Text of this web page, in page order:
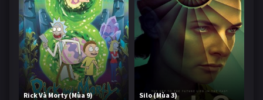
Rick Và Morty (Mùa 9)
Silo (Mùa 3)